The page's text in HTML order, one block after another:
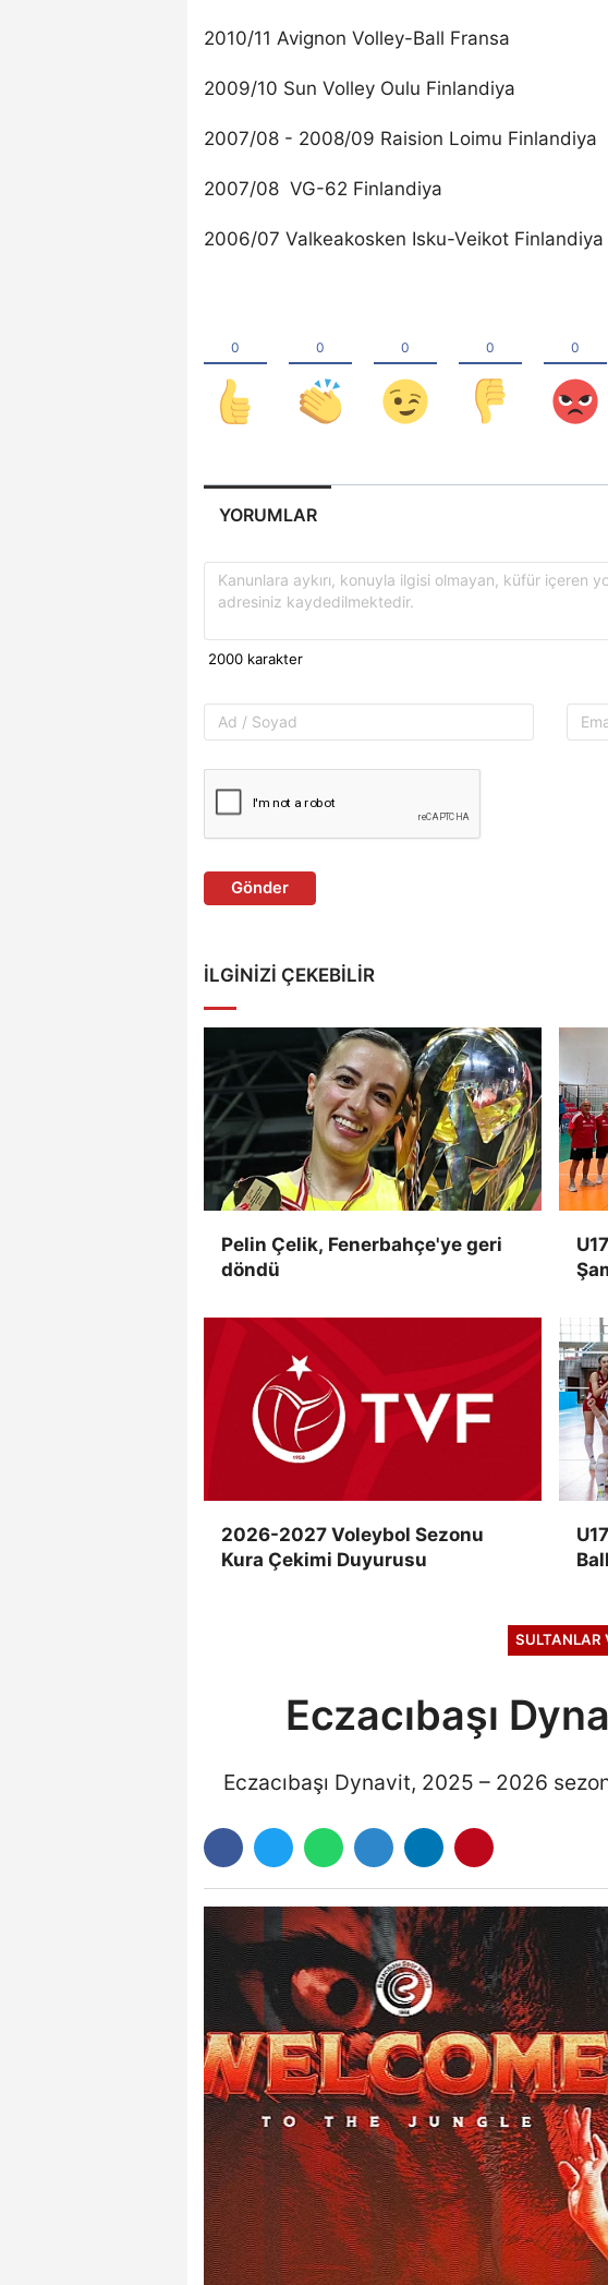
2010/11 Avignon Volley-Ball Fransa
2009/10 Sun Volley Oulu Finlandiya
2007/08 - 2008/09 Raision Loimu Finlandiya
2007/08 VG-62 Finlandiya
2006/07 Valkeakosken Isku-Veikot Finlandiya
YORUMLAR
Gönder
İLGINIZI ÇEKEBILIR
Pelin Çelik, Fenerbahçe'ye geri
döndü
2026-2027 Voleybol Sezonu
Kura Çekimi Duyurusu
SULTANLAR
Eczacıbaşı
Eczacıbaşı Dynavit, 2025 – 2026